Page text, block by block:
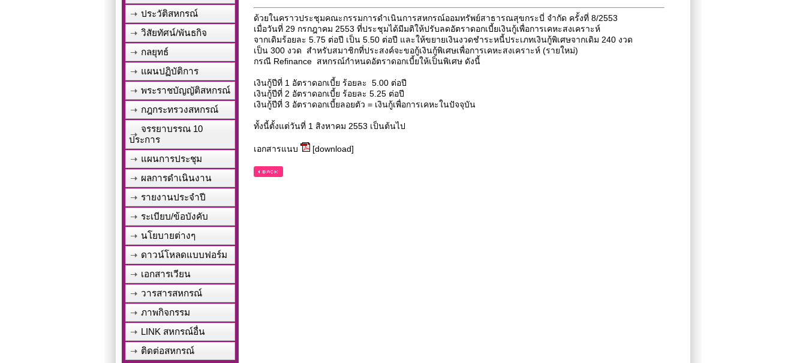
ประวัติสหกรณ์
วิสัยทัศน์/พันธกิจ
กลยุทธ์
แผนปฏิบัติการ
พระราชบัญญัติสหกรณ์
กฎกระทรวงสหกรณ์
จรรยาบรรณ 10
ประการ
แผนการประชุม
ผลการดำเนินงาน
รายงานประจำปี
ระเบียบ/ข้อบังคับ
นโยบายต่างๆ
ดาวน์โหลดแบบฟอร์ม
เอกสารเวียน
วารสารสหกรณ์
ภาพกิจกรรม
LINK สหกรณ์อื่น
ติดต่อสหกรณ์
ด้วยในคราวประชุมคณะกรรมการดำเนินการสหกรณ์ออมทรัพย์สาธารณสุขกระบี่ จำกัด ครั้งที่ 8/2553
เมื่อวันที่ 29 กรกฎาคม 2553 ที่ประชุมได้มีมติให้ปรับลดอัตราดอกเบี้ยเงินกู้เพื่อการเคหะสงเคราะห์
จากเดิมร้อยละ 5.75 ต่อปี เป็น 5.50 ต่อปี และให้ขยายเงินงวดชำระหนี้ประเภทเงินกู้พิเศษจากเดิม 240 งวด
เป็น 300 งวด สำหรับสมาชิกที่ประสงค์จะขอกู้เงินกู้พิเศษเพื่อการเคหะสงเคราะห์ (รายใหม่)
กรณี Refinance สหกรณ์กำหนดอัตราดอกเบี้ยให้เป็นพิเศษ ดังนี้
เงินกู้ปีที่ 1 อัตราดอกเบี้ย ร้อยละ 5.00 ต่อปี
เงินกู้ปีที่ 2 อัตราดอกเบี้ย ร้อยละ 5.25 ต่อปี
เงินกู้ปีที่ 3 อัตราดอกเบี้ยลอยตัว = เงินกู้เพื่อการเคหะในปัจจุบัน
ทั้งนี้ตั้งแต่วันที่ 1 สิงหาคม 2553 เป็นต้นไป
เอกสารแนบ [download]
[ กลับหน้าหลัก ]